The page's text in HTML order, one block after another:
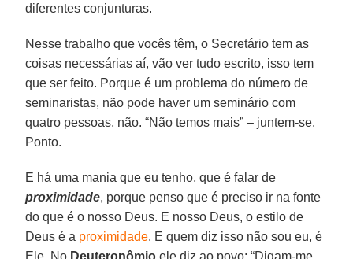
diferentes conjunturas.
Nesse trabalho que vocês têm, o Secretário tem as
coisas necessárias aí, vão ver tudo escrito, isso tem
que ser feito. Porque é um problema do número de
seminaristas, não pode haver um seminário com
quatro pessoas, não. “Não temos mais” – juntem-se.
Ponto.
E há uma mania que eu tenho, que é falar de
proximidade, porque penso que é preciso ir na fonte
do que é o nosso Deus. E nosso Deus, o estilo de
Deus é a proximidade. E quem diz isso não sou eu, é
Ele. No Deuteronômio ele diz ao povo: “Digam-me,